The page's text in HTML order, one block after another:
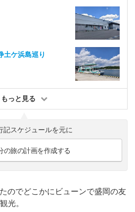
土ケ浜島巡り
もっと見る
記スケジュールを元に
の旅の計画を作成する
のでどこかにビューンで盛岡の友
光。